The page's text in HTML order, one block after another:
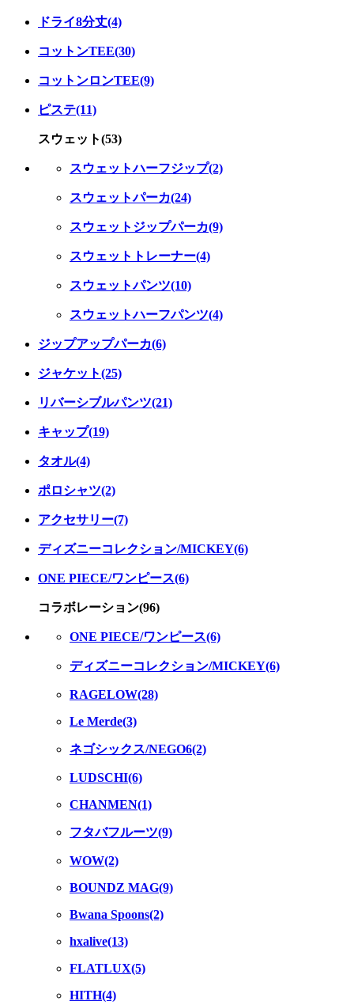
ドライ8分丈(4)
コットンTEE(30)
コットンロンTEE(9)
ピステ(11)
スウェット(53)
スウェットハーフジップ(2)
スウェットパーカ(24)
スウェットジップパーカ(9)
スウェットトレーナー(4)
スウェットパンツ(10)
スウェットハーフパンツ(4)
ジップアップパーカ(6)
ジャケット(25)
リバーシブルパンツ(21)
キャップ(19)
タオル(4)
ポロシャツ(2)
アクセサリー(7)
ディズニーコレクション/MICKEY(6)
ONE PIECE/ワンピース(6)
コラボレーション(96)
ONE PIECE/ワンピース(6)
ディズニーコレクション/MICKEY(6)
RAGELOW(28)
Le Merde(3)
ネゴシックス/NEGO6(2)
LUDSCHI(6)
CHANMEN(1)
フタバフルーツ(9)
WOW(2)
BOUNDZ MAG(9)
Bwana Spoons(2)
hxalive(13)
FLATLUX(5)
HITH(4)